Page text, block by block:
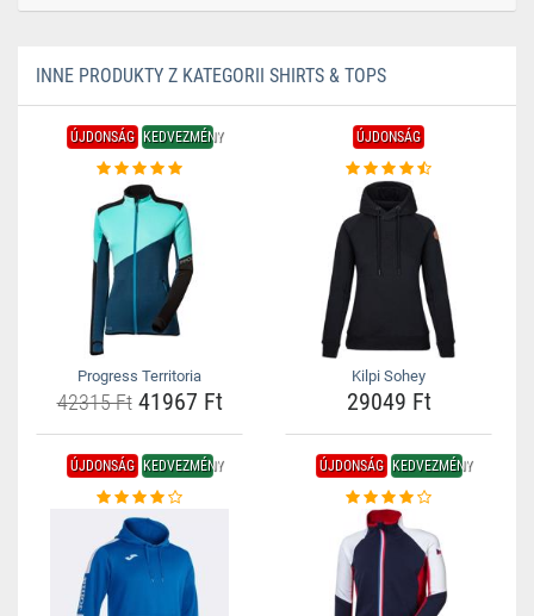
INNE PRODUKTY Z KATEGORII SHIRTS & TOPS
ÚJDONSÁG KEDVEZMÉNY
Progress Territoria
42315 Ft41967 Ft
ÚJDONSÁG
Kilpi Sohey
29049 Ft
ÚJDONSÁG KEDVEZMÉNY ÚJDONSÁG KEDVEZMÉNY